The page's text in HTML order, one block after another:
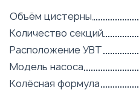
Объём цистерны
Количество секций
Расположение УВТ
Модель насоса
Колёсная формула